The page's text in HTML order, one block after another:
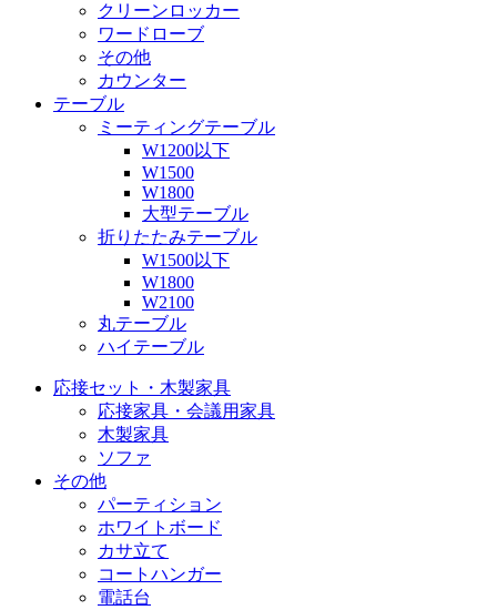
クリーンロッカー
ワードローブ
その他
カウンター
テーブル
ミーティングテーブル
W1200以下
W1500
W1800
大型テーブル
折りたたみテーブル
W1500以下
W1800
W2100
丸テーブル
ハイテーブル
応接セット・木製家具
応接家具・会議用家具
木製家具
ソファ
その他
パーティション
ホワイトボード
カサ立て
コートハンガー
電話台